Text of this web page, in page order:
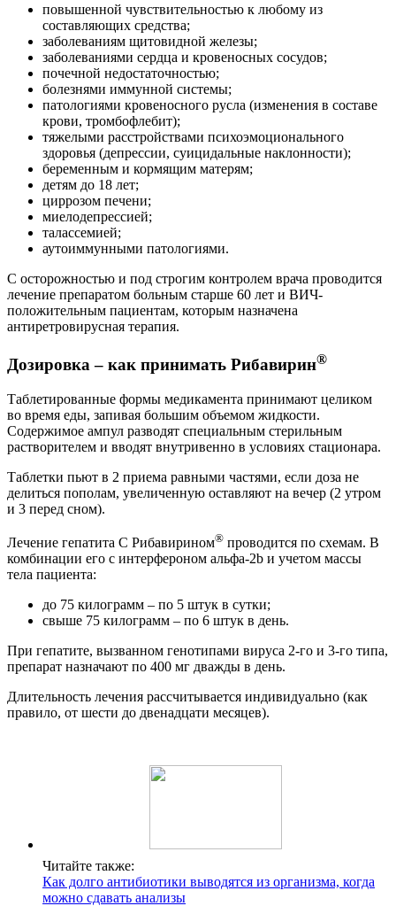
повышенной чувствительностью к любому из
составляющих средства;
заболеваниям щитовидной железы;
заболеваниями сердца и кровеносных сосудов;
почечной недостаточностью;
болезнями иммунной системы;
патологиями кровеносного русла (изменения в составе
крови, тромбофлебит);
тяжелыми расстройствами психоэмоционального
здоровья (депрессии, суицидальные наклонности);
беременным и кормящим матерям;
детям до 18 лет;
циррозом печени;
миелодепрессией;
талассемией;
аутоиммунными патологиями.
С осторожностью и под строгим контролем врача проводится
лечение препаратом больным старше 60 лет и ВИЧ-
положительным пациентам, которым назначена
антиретровирусная терапия.
Дозировка – как принимать Рибавирин®
Таблетированные формы медикамента принимают целиком
во время еды, запивая большим объемом жидкости.
Содержимое ампул разводят специальным стерильным
растворителем и вводят внутривенно в условиях стационара.
Таблетки пьют в 2 приема равными частями, если доза не
делиться пополам, увеличенную оставляют на вечер (2 утром
и 3 перед сном).
Лечение гепатита С Рибавирином® проводится по схемам. В
комбинации его с интерфероном альфа-2b и учетом массы
тела пациента:
до 75 килограмм – по 5 штук в сутки;
свыше 75 килограмм – по 6 штук в день.
При гепатите, вызванном генотипами вируса 2-го и 3-го типа,
препарат назначают по 400 мг дважды в день.
Длительность лечения рассчитывается индивидуально (как
правило, от шести до двенадцати месяцев).
Читайте также:
Как долго антибиотики выводятся из организма, когда
можно сдавать анализы